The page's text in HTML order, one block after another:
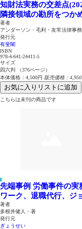
知財法実務の交差点
隣接領域の勘所をつか
著者
アンダーソン・毛利・友常法律事
発行元
有斐閣
ISBN
978-4-641-24411-5
サイズ
四六判 （376ページ）
本体価格：4,500円 販売価格：4,950
お気に入りリストに追加
こちらは未刊の商品です
先端事例 労働事件の
ワーク、退職代行、ジ
著者
多根井健人・著
発行元
ぎょうせい